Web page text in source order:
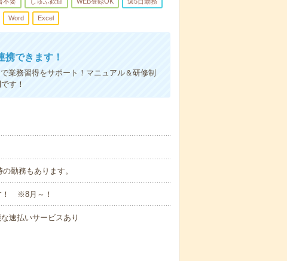
Word Excel
できます！
業務習得をサポート！マニュアル＆研修制
す！
勤務もあります。
！ ※8月～！
速払いサービスあり